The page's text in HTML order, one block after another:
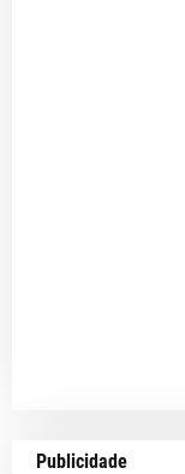
Publicidade